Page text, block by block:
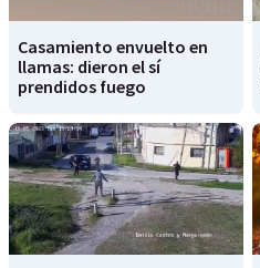
Casamiento envuelto en
llamas: dieron el sí
prendidos fuego